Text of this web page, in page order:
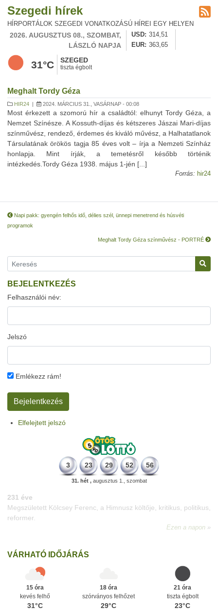
Szegedi hírek
HÍRPORTÁLOK SZEGEDI VONATKOZÁSÚ HÍREI EGY HELYEN
2026. AUGUSZTUS 08., SZOMBAT,
LÁSZLÓ NAPJA
USD
314,51
EUR
363,65
31°C SZEGED
tiszta égbolt
Meghalt Tordy Géza
HIR24 | 2024. MÁRCIUS 31., VASÁRNAP - 00:08
Most érkezett a szomorú hír a családtól: elhunyt Tordy Géza, a
Nemzet Színésze. A Kossuth-díjas és kétszeres Jászai Mari-díjas
színművész, rendező, érdemes és kiváló művész, a Halhatatlanok
Társulatának örökös tagja 85 éves volt – írja a Nemzeti Színház
honlapja. Mint írják, a temetésről később történik
intézkedés.Tordy Géza 1938. május 1-jén [...]
Forrás: hir24
Napi pakk: gyengén felhős idő, délies szél, ünnepi menetrend és húsvéti
programok
Meghalt Tordy Géza színművész - PORTRÉ
BEJELENTKEZÉS
Felhasználói név:
Jelszó
Emlékezz rám!
Elfelejtett jelszó
3 23 29 52 56
31. hét ,augusztus 1., szombat
331 éve
Megszületett Mikes Kelemen memoáríró, műfordító, a XVIII.
századi magyar prózairodalom legnagyobb alakja.
Ezen a napon
VÁRHATÓ IDŐJÁRÁS
15 óra
kevés felhő
31°C
18 óra
szórványos felhőzet
29°C
21 óra
tiszta égbolt
23°C